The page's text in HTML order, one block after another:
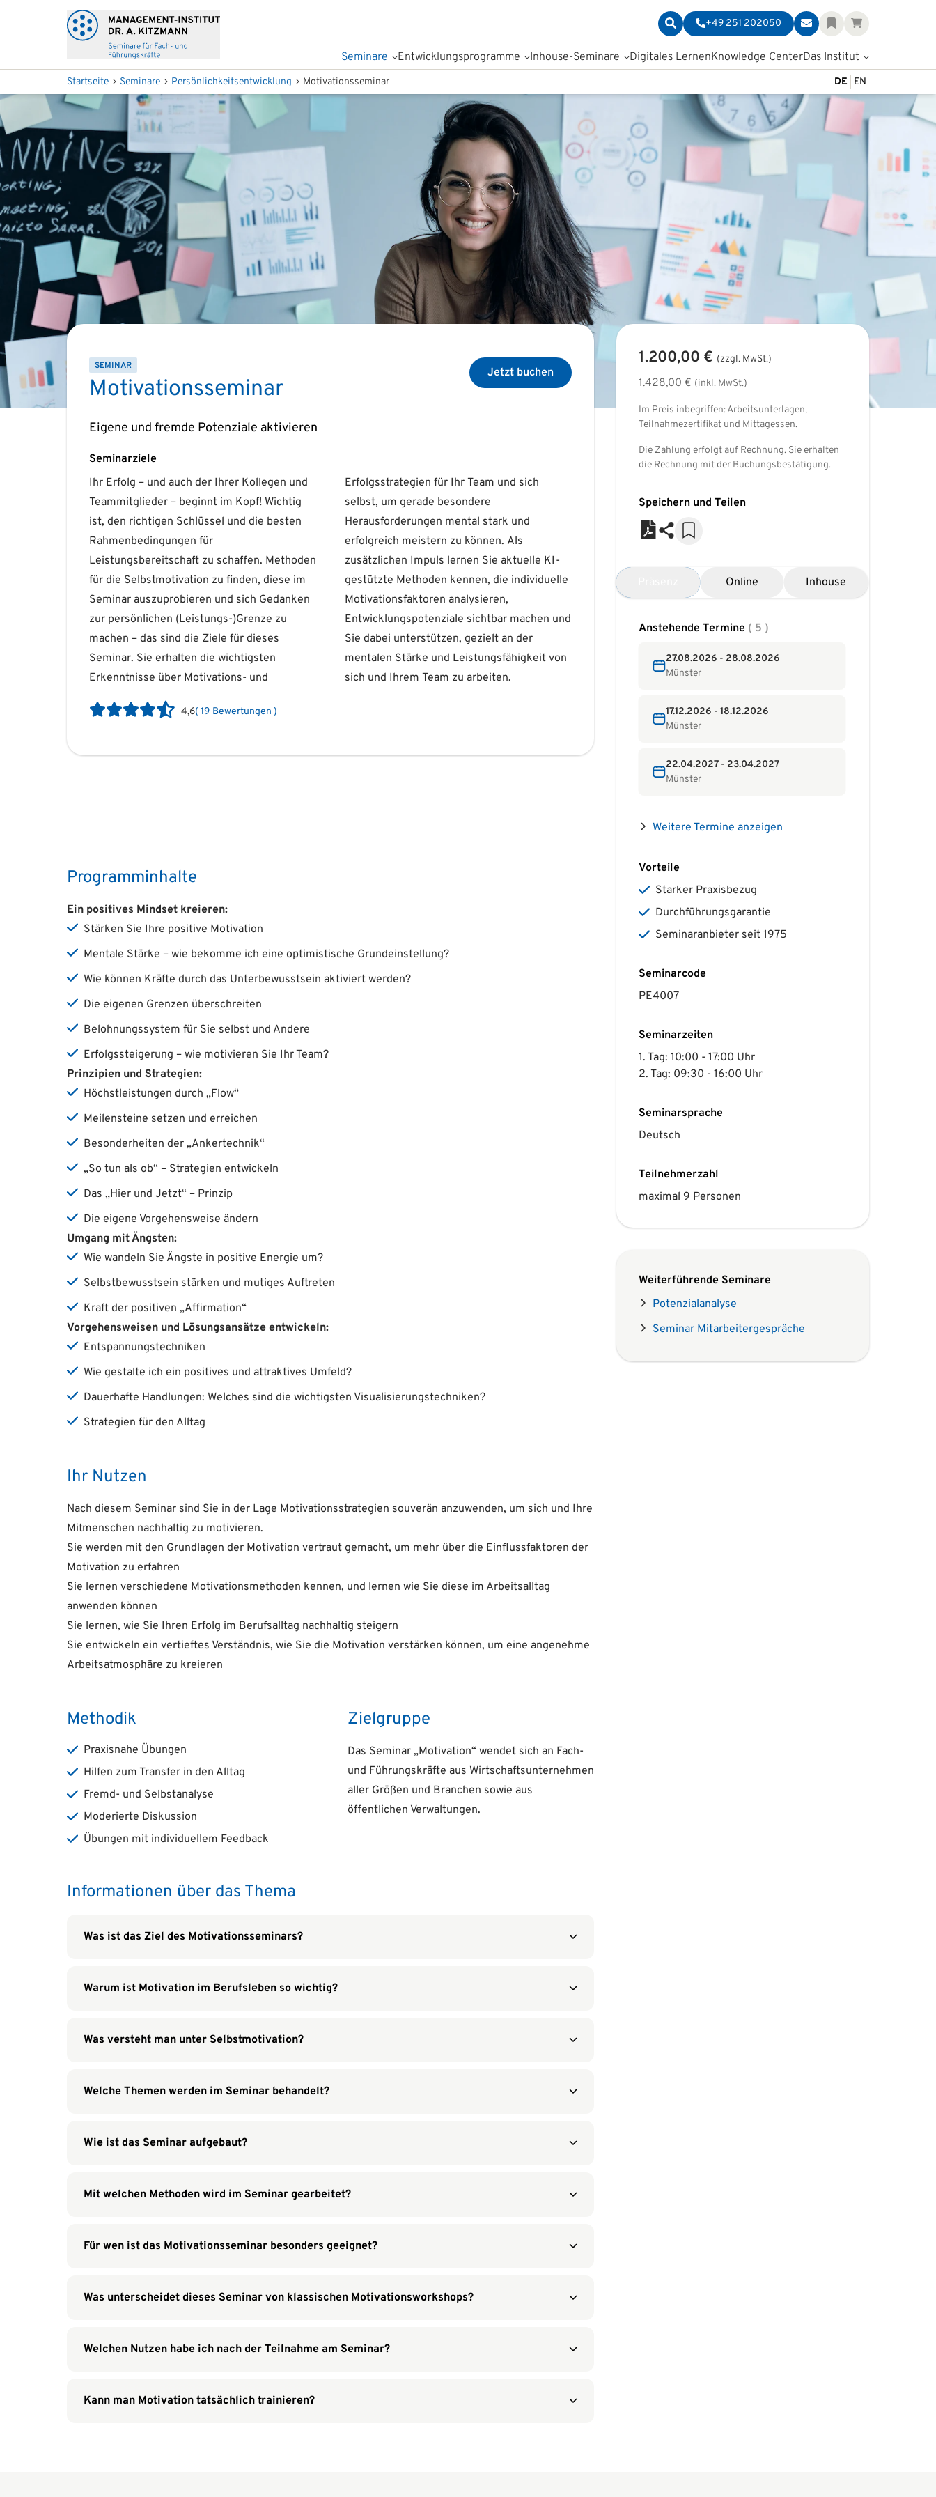
+49 251 202050
Seminare Entwicklungsprogramme Inhouse-Seminare Digitales LernenKnowledge CenterDas Institut
Startseite Seminare Persönlichkeitsentwicklung Motivationsseminar DE EN
SEMINAR
Motivationsseminar
Jetzt buchen
Eigene und fremde Potenziale aktivieren
Seminarziele
Ihr Erfolg – und auch der Ihrer Kollegen und
Teammitglieder – beginnt im Kopf! Wichtig
ist, den richtigen Schlüssel und die besten
Rahmenbedingungen für
Leistungsbereitschaft zu schaffen. Methoden
für die Selbstmotivation zu finden, diese im
Seminar auszuprobieren und sich Gedanken
zur persönlichen (Leistungs-)Grenze zu
machen – das sind die Ziele für dieses
Seminar. Sie erhalten die wichtigsten
Erkenntnisse über Motivations- und
Erfolgsstrategien für Ihr Team und sich
selbst, um gerade besondere
Herausforderungen mental stark und
erfolgreich meistern zu können. Als
zusätzlichen Impuls lernen Sie aktuelle KI-
gestützte Methoden kennen, die individuelle
Motivationsfaktoren analysieren,
Entwicklungspotenziale sichtbar machen und
Sie dabei unterstützen, gezielt an der
mentalen Stärke und Leistungsfähigkeit von
sich und Ihrem Team zu arbeiten.
4,6( 19 Bewertungen )
Programminhalte
Ein positives Mindset kreieren:
Stärken Sie Ihre positive Motivation
Mentale Stärke – wie bekomme ich eine optimistische Grundeinstellung?
Wie können Kräfte durch das Unterbewusstsein aktiviert werden?
Die eigenen Grenzen überschreiten
Belohnungssystem für Sie selbst und Andere
Erfolgssteigerung – wie motivieren Sie Ihr Team?
Prinzipien und Strategien:
Höchstleistungen durch „Flow“
Meilensteine setzen und erreichen
Besonderheiten der „Ankertechnik“
„So tun als ob“ – Strategien entwickeln
Das „Hier und Jetzt“ – Prinzip
Die eigene Vorgehensweise ändern
Umgang mit Ängsten:
Wie wandeln Sie Ängste in positive Energie um?
Selbstbewusstsein stärken und mutiges Auftreten
Kraft der positiven „Affirmation“
Vorgehensweisen und Lösungsansätze entwickeln:
Entspannungstechniken
Wie gestalte ich ein positives und attraktives Umfeld?
Dauerhafte Handlungen: Welches sind die wichtigsten Visualisierungstechniken?
Strategien für den Alltag
Ihr Nutzen
Nach diesem Seminar sind Sie in der Lage Motivationsstrategien souverän anzuwenden, um sich und Ihre
Mitmenschen nachhaltig zu motivieren.
Sie werden mit den Grundlagen der Motivation vertraut gemacht, um mehr über die Einflussfaktoren der
Motivation zu erfahren
Sie lernen verschiedene Motivationsmethoden kennen, und lernen wie Sie diese im Arbeitsalltag
anwenden können
Sie lernen, wie Sie Ihren Erfolg im Berufsalltag nachhaltig steigern
Sie entwickeln ein vertieftes Verständnis, wie Sie die Motivation verstärken können, um eine angenehme
Arbeitsatmosphäre zu kreieren
Methodik
Praxisnahe Übungen
Hilfen zum Transfer in den Alltag
Fremd- und Selbstanalyse
Moderierte Diskussion
Übungen mit individuellem Feedback
Zielgruppe
Das Seminar „Motivation“ wendet sich an Fach-
und Führungskräfte aus Wirtschaftsunternehmen
aller Größen und Branchen sowie aus
öffentlichen Verwaltungen.
Informationen über das Thema
Was ist das Ziel des Motivationsseminars?
Warum ist Motivation im Berufsleben so wichtig?
Was versteht man unter Selbstmotivation?
Welche Themen werden im Seminar behandelt?
Wie ist das Seminar aufgebaut?
Mit welchen Methoden wird im Seminar gearbeitet?
Für wen ist das Motivationsseminar besonders geeignet?
Was unterscheidet dieses Seminar von klassischen Motivationsworkshops?
Welchen Nutzen habe ich nach der Teilnahme am Seminar?
Kann man Motivation tatsächlich trainieren?
1.200,00 € (zzgl. MwSt.)
1.428,00 € (inkl. MwSt.)
Im Preis inbegriffen: Arbeitsunterlagen,
Teilnahmezertifikat und Mittagessen.
Die Zahlung erfolgt auf Rechnung. Sie erhalten
die Rechnung mit der Buchungsbestätigung.
Speichern und Teilen
Online Inhouse
Anstehende Termine ( 5 )
27.08.2026 - 28.08.2026
Münster
17.12.2026 - 18.12.2026
Münster
22.04.2027 - 23.04.2027
Münster
Weitere Termine anzeigen
Vorteile
Starker Praxisbezug
Durchführungsgarantie
Seminaranbieter seit 1975
Seminarcode
PE4007
Seminarzeiten
1. Tag: 10:00 - 17:00 Uhr
2. Tag: 09:30 - 16:00 Uhr
Seminarsprache
Deutsch
Teilnehmerzahl
maximal 9 Personen
Weiterführende Seminare
Potenzialanalyse
Seminar Mitarbeitergespräche